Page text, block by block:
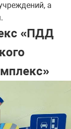
а
«ПДД